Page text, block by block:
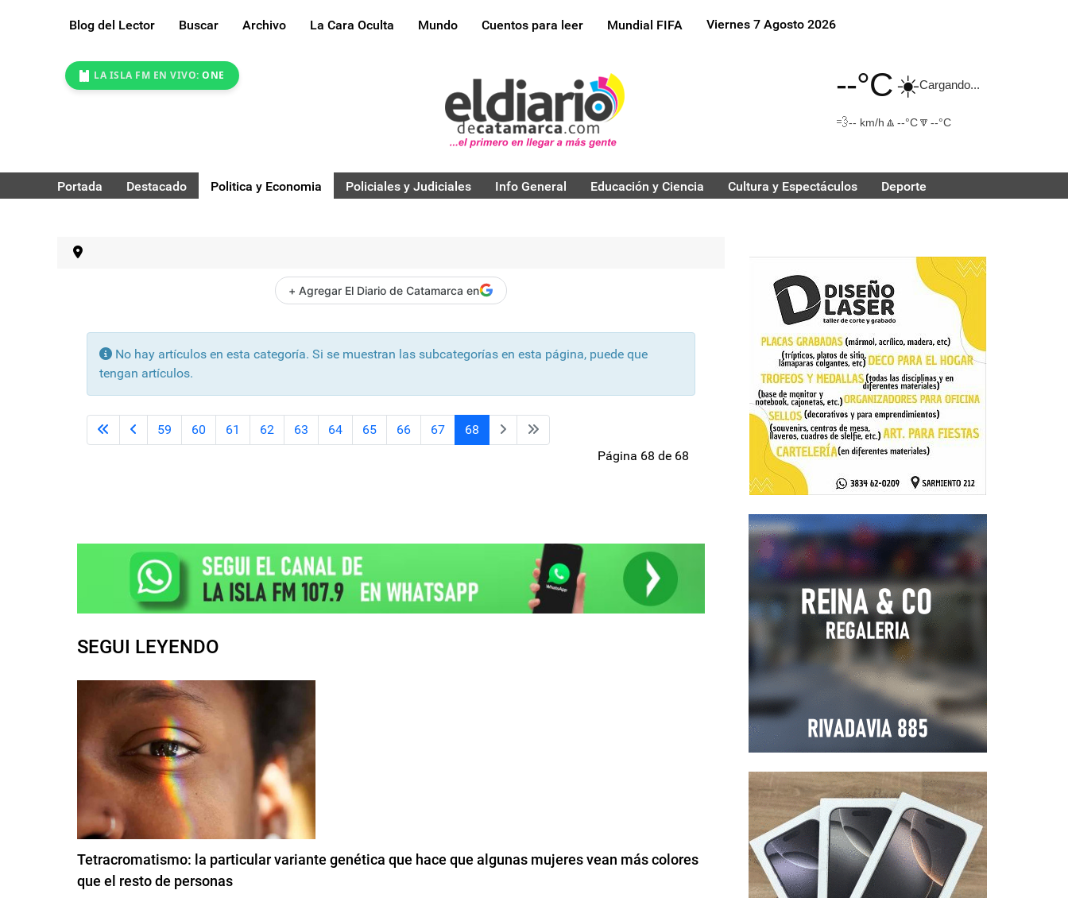
Blog del Lector Buscar Archivo La Cara Oculta Mundo Cuentos para leer Mundial FIFA Viernes 7 Agosto 2026
LA ISLA FM EN VIVO: ONE --°C☀️Cargando...
💨-- km/h 🔼 --°C🔽 --°C
Portada Destacado Politica y Economia Policiales y Judiciales Info General Educación y Ciencia Cultura y Espectáculos Deporte
+ Agregar El Diario de Catamarca en
Información
No hay artículos en esta categoría. Si se muestran las subcategorías en esta página, puede que
tengan artículos.
Página 68 de 68
59 60 61 62 63 64 65 66 67 68
SEGUI LEYENDO
Tetracromatismo: la particular variante genética que hace que algunas mujeres vean más colores
que el resto de personas